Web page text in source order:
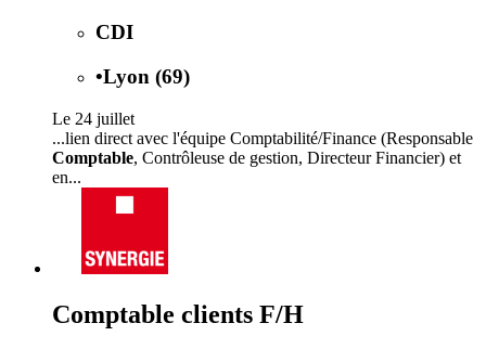
CDI
•Lyon (69)
Le 24 juillet
...lien direct avec l'équipe Comptabilité/Finance (Responsable
Comptable, Contrôleuse de gestion, Directeur Financier) et
en...
Comptable clients F/H